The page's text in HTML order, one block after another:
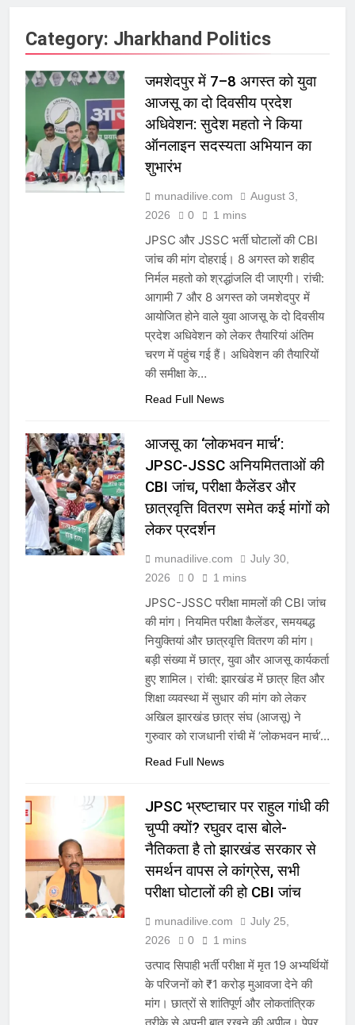
Category: Jharkhand Politics
जमशेदपुर में 7–8 अगस्त को युवा
आजसू का दो दिवसीय प्रदेश
अधिवेशन: सुदेश महतो ने किया
ऑनलाइन सदस्यता अभियान का
शुभारंभ
munadilive.com
August 3,
2026
0 1 mins
JPSC और JSSC भर्ती घोटालों की CBI
जांच की मांग दोहराई। 8 अगस्त को शहीद
निर्मल महतो को श्रद्धांजलि दी जाएगी। रांची:
आगामी 7 और 8 अगस्त को जमशेदपुर में
आयोजित होने वाले युवा आजसू के दो दिवसीय
प्रदेश अधिवेशन को लेकर तैयारियां अंतिम
चरण में पहुंच गई हैं। अधिवेशन की तैयारियों
की समीक्षा के…
Read Full News
आजसू का ‘लोकभवन मार्च’:
JPSC-JSSC अनियमितताओं की
CBI जांच, परीक्षा कैलेंडर और
छात्रवृत्ति वितरण समेत कई मांगों को
लेकर प्रदर्शन
munadilive.com
July 30,
2026
0 1 mins
JPSC-JSSC परीक्षा मामलों की CBI जांच
की मांग। नियमित परीक्षा कैलेंडर, समयबद्ध
नियुक्तियां और छात्रवृत्ति वितरण की मांग।
बड़ी संख्या में छात्र, युवा और आजसू कार्यकर्ता
हुए शामिल। रांची: झारखंड में छात्र हित और
शिक्षा व्यवस्था में सुधार की मांग को लेकर
अखिल झारखंड छात्र संघ (आजसू) ने
गुरुवार को राजधानी रांची में ‘लोकभवन मार्च’…
Read Full News
JPSC भ्रष्टाचार पर राहुल गांधी की
चुप्पी क्यों? रघुवर दास बोले-
नैतिकता है तो झारखंड सरकार से
समर्थन वापस ले कांग्रेस, सभी
परीक्षा घोटालों की हो CBI जांच
munadilive.com
July 25,
2026
0 1 mins
उत्पाद सिपाही भर्ती परीक्षा में मृत 19 अभ्यर्थियों
के परिजनों को ₹1 करोड़ मुआवजा देने की
मांग। छात्रों से शांतिपूर्ण और लोकतांत्रिक